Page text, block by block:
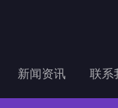
新闻资讯 联系